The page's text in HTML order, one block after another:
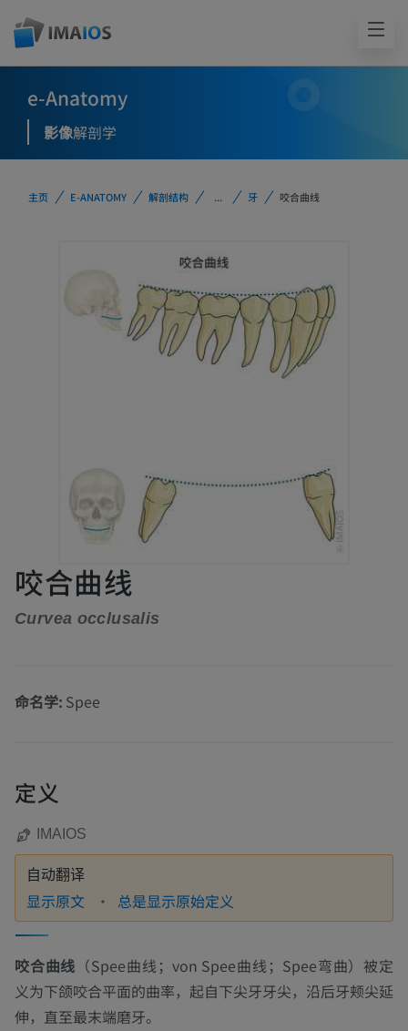
e-Anatomy
影像解剖学
主页 E-ANATOMY 解剖结构 ... 牙 咬合曲线
咬合曲线
Curvea occlusalis
命名学: Spee
定义
IMAIOS
自动翻译
显示原文 总是显示原始定义
咬合曲线 （Spee曲线；von Spee曲线；Spee弯曲）被定
义为下颌咬合平面的曲率，起自下尖牙牙尖，沿后牙颊尖延
伸，直至最末端磨牙。